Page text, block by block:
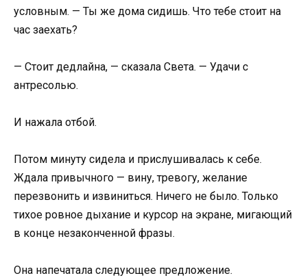
условным. — Ты же дома сидишь. Что тебе стоит на
час заехать?
— Стоит дедлайна, — сказала Света. — Удачи с
антресолью.
И нажала отбой.
Потом минуту сидела и прислушивалась к себе.
Ждала привычного — вину, тревогу, желание
перезвонить и извиниться. Ничего не было. Только
тихое ровное дыхание и курсор на экране, мигающий
в конце незаконченной фразы.
Она напечатала следующее предложение.